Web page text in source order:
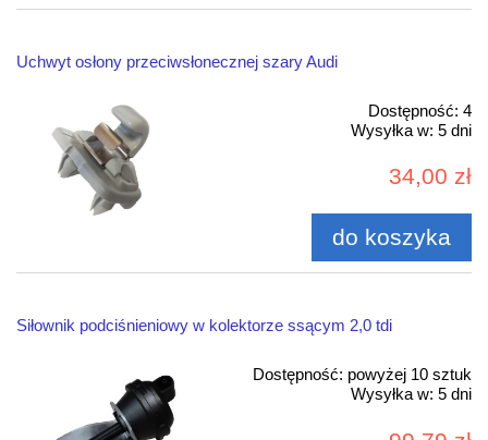
Uchwyt osłony przeciwsłonecznej szary Audi
Dostępność: 4
Wysyłka w: 5 dni
34,00 zł
do koszyka
Siłownik podciśnieniowy w kolektorze ssącym 2,0 tdi
Dostępność: powyżej 10 sztuk
Wysyłka w: 5 dni